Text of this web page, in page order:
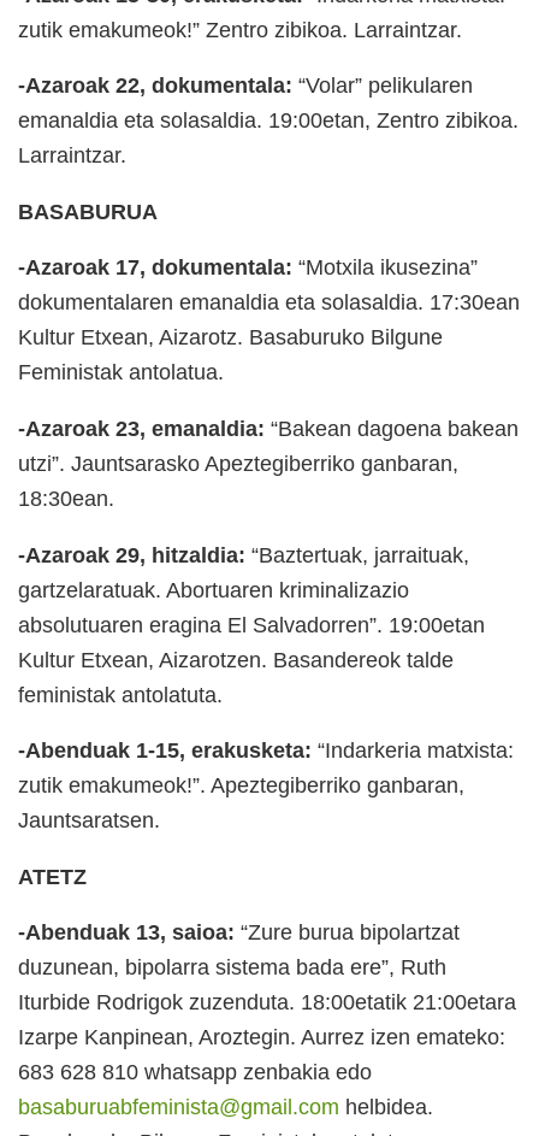
zutik emakumeok!” Zentro zibikoa. Larraintzar.
-Azaroak 22, dokumentala: “Volar” pelikularen
emanaldia eta solasaldia. 19:00etan, Zentro zibikoa.
Larraintzar.
BASABURUA
-Azaroak 17, dokumentala: “Motxila ikusezina”
dokumentalaren emanaldia eta solasaldia. 17:30ean
Kultur Etxean, Aizarotz. Basaburuko Bilgune
Feministak antolatua.
-Azaroak 23, emanaldia: “Bakean dagoena bakean
utzi”. Jauntsarasko Apeztegiberriko ganbaran,
18:30ean.
-Azaroak 29, hitzaldia: “Baztertuak, jarraituak,
gartzelaratuak. Abortuaren kriminalizazio
absolutuaren eragina El Salvadorren”. 19:00etan
Kultur Etxean, Aizarotzen. Basandereok talde
feministak antolatuta.
-Abenduak 1-15, erakusketa: “Indarkeria matxista:
zutik emakumeok!”. Apeztegiberriko ganbaran,
Jauntsaratsen.
ATETZ
-Abenduak 13, saioa: “Zure burua bipolartzat
duzunean, bipolarra sistema bada ere”, Ruth
Iturbide Rodrigok zuzenduta. 18:00etatik 21:00etara
Izarpe Kanpinean, Aroztegin. Aurrez izen emateko:
683 628 810 whatsapp zenbakia edo
basaburuabfeminista@gmail.com helbidea.